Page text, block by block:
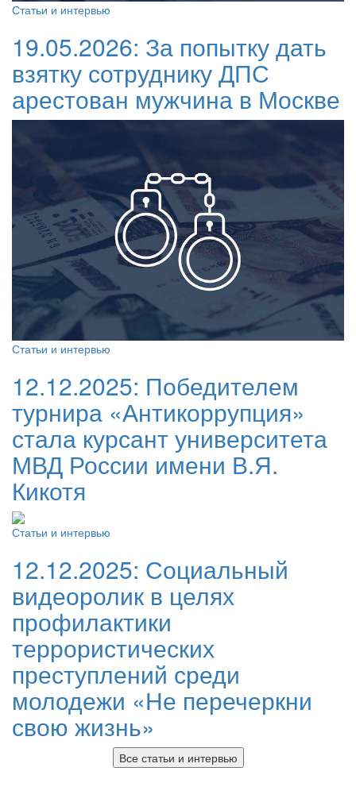
Статьи и интервью
19.05.2026: За попытку дать
взятку сотруднику ДПС
арестован мужчина в Москве
Статьи и интервью
12.12.2025: Победителем
турнира «Антикоррупция»
стала курсант университета
МВД России имени В.Я.
Кикотя
Статьи и интервью
12.12.2025: Социальный
видеоролик в целях
профилактики
террористических
преступлений среди
молодежи «Не перечеркни
свою жизнь»
Все статьи и интервью